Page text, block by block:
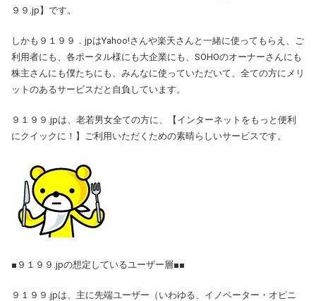
９９.jp】です。
しかも９１９９．jpはYahoo!さんや楽天さんと一緒に使ってもらえ、ご
利用者にも、各ポータル様にも大企業にも、SOHOのオーナーさんにも
株主さんにも僕たちにも、みんなに使っていただいて、全ての方にメリ
ットのあるサービスだと自負しています。
９１９９.jpは、老若男女全ての方に、【インターネットをもっと便利
にクイックに！】ご利用いただくための素晴らしいサービスです。
■９１９９.jpの想定しているユーザー層■■
９１９９.jpは、主に先端ユーザー（いわゆる、イノベーター・オピニ